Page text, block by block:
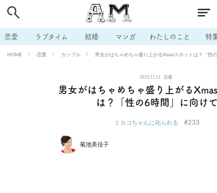
恋愛 ラブタイム 結婚 マンガ わたしのこと 特
HOME 恋愛 カップル 男女がはちゃめちゃ盛り上がるXmasスポットは？「性
2023.12.11 恋愛
男女がはちゃめちゃ盛り上がる
は？「性の6時間」に向け
ミカコちゃんに叱られる #233
菊池美佳子
# 男の本音 # セフレ # 不倫
# 出会う方法 # マッチングアプリ # ラブグッズ # 体の相